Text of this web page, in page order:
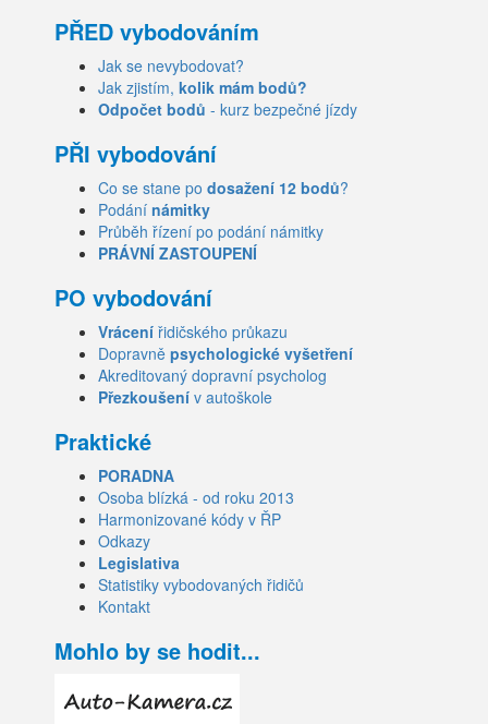
PŘED vybodováním
Jak se nevybodovat?
Jak zjistím, kolik mám bodů?
Odpočet bodů - kurz bezpečné jízdy
PŘI vybodování
Co se stane po dosažení 12 bodů?
Podání námitky
Průběh řízení po podání námitky
PRÁVNÍ ZASTOUPENÍ
PO vybodování
Vrácení řidičského průkazu
Dopravně psychologické vyšetření
Akreditovaný dopravní psycholog
Přezkoušení v autoškole
Praktické
PORADNA
Osoba blízká - od roku 2013
Harmonizované kódy v ŘP
Odkazy
Legislativa
Statistiky vybodovaných řidičů
Kontakt
Mohlo by se hodit...